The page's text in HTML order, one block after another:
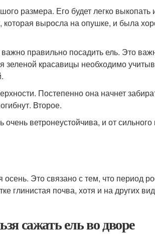
размера. Его будет легко выкопать
которая выросла на опушке, и была
правильно посадить ель. Это
красавицы необходимо
Постепенно она начнет
Второе.
ветронеустойчива, и от
Это связано с тем, что период
глинистая почва, хотя и на других
сажать ель во дворе